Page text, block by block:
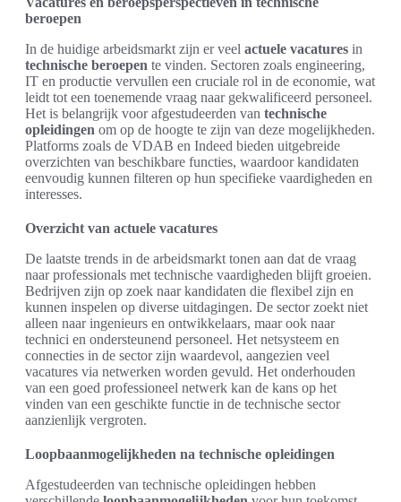
beroepen
In de huidige arbeidsmarkt zijn er veel actuele vacatures in
technische beroepen te vinden. Sectoren zoals engineering,
IT en productie vervullen een cruciale rol in de economie, wat
leidt tot een toenemende vraag naar gekwalificeerd personeel.
Het is belangrijk voor afgestudeerden van technische
opleidingen om op de hoogte te zijn van deze mogelijkheden.
Platforms zoals de VDAB en Indeed bieden uitgebreide
overzichten van beschikbare functies, waardoor kandidaten
eenvoudig kunnen filteren op hun specifieke vaardigheden en
interesses.
Overzicht van actuele vacatures
De laatste trends in de arbeidsmarkt tonen aan dat de vraag
naar professionals met technische vaardigheden blijft groeien.
Bedrijven zijn op zoek naar kandidaten die flexibel zijn en
kunnen inspelen op diverse uitdagingen. De sector zoekt niet
alleen naar ingenieurs en ontwikkelaars, maar ook naar
technici en ondersteunend personeel. Het netsysteem en
connecties in de sector zijn waardevol, aangezien veel
vacatures via netwerken worden gevuld. Het onderhouden
van een goed professioneel netwerk kan de kans op het
vinden van een geschikte functie in de technische sector
aanzienlijk vergroten.
Loopbaanmogelijkheden na technische opleidingen
Afgestudeerden van technische opleidingen hebben